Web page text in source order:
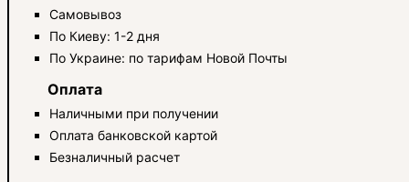
Самовывоз
По Киеву: 1-2 дня
По Украине: по тарифам Новой Почты
Оплата
Наличными при получении
Оплата банковской картой
Безналичный расчет